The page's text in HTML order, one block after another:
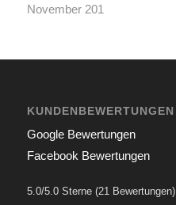
November 201
KUNDENBEWERTUNGEN
Google Bewertungen
Facebook Bewertungen
5.0/5.0 Sterne (21 Bewertungen)